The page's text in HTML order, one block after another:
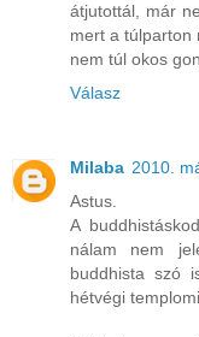
átjutottál, már
mert a túlparton
nem túl okos
Válasz
Milaba 2010.
Astus.
A
nálam nem
buddhista szó
hétvégi